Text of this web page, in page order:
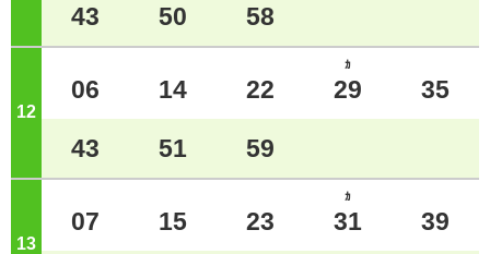
43 50 58
12
06 14 22
ｶ
29 35
43 51 59
13
07 15 23
ｶ
31 39